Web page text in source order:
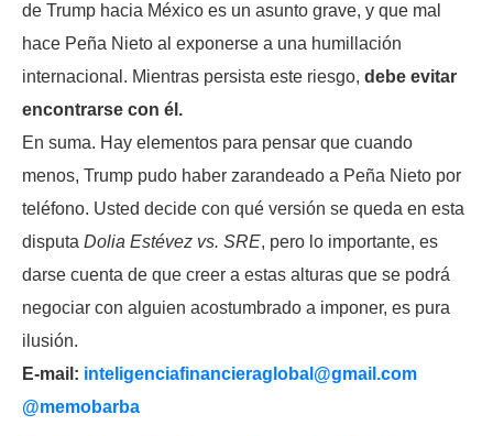
de Trump hacia México es un asunto grave, y que mal
hace Peña Nieto al exponerse a una humillación
internacional. Mientras persista este riesgo, debe evitar
encontrarse con él.
En suma. Hay elementos para pensar que cuando
menos, Trump pudo haber zarandeado a Peña Nieto por
teléfono. Usted decide con qué versión se queda en esta
disputa Dolia Estévez vs. SRE, pero lo importante, es
darse cuenta de que creer a estas alturas que se podrá
negociar con alguien acostumbrado a imponer, es pura
ilusión.
E-mail: inteligenciafinancieraglobal@gmail.com
@memobarba